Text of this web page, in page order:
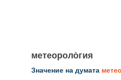
метеороло̀гия
Значение на думата